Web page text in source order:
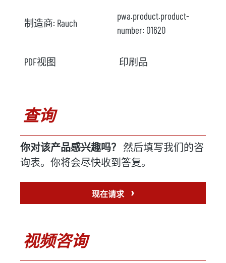
制造商: Rauch
pwa.product.product-
number: O1620
PDF视图 印刷品
查询
你对该产品感兴趣吗？
然后填写我们的咨
询表。你将会尽快收到答复。
现在请求 ›
视频咨询